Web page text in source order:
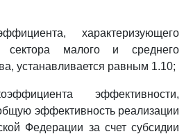
характеризующего
сектора малого и среднего
устанавливается равным 1.10;
эффективности,
эффективность реализации
Федерации за счет субсидии